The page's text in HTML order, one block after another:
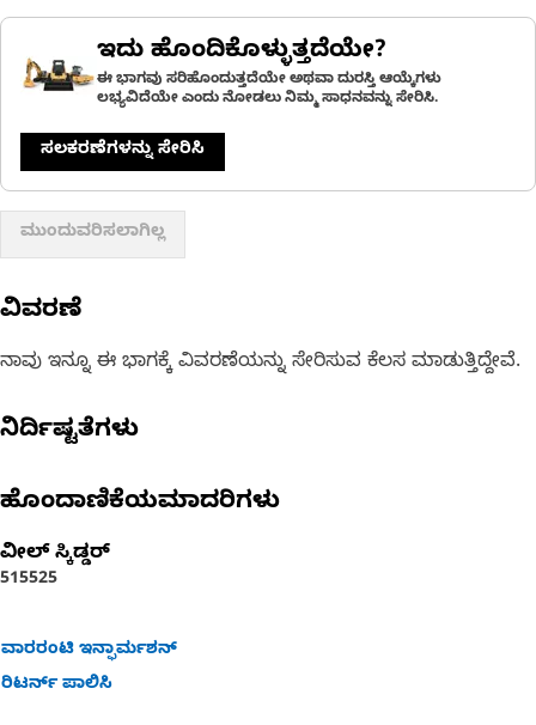
ಇದು ಹೊಂದಿಕೊಳ್ಳುತ್ತದೆಯೇ?
ಈ ಭಾಗವು ಸರಿಹೊಂದುತ್ತದೆಯೇ ಅಥವಾ ದುರಸ್ತಿ ಆಯ್ಕೆಗಳು
ಲಭ್ಯವಿದೆಯೇ ಎಂದು ನೋಡಲು ನಿಮ್ಮ ಸಾಧನವನ್ನು ಸೇರಿಸಿ.
ಸಲಕರಣೆಗಳನ್ನು ಸೇರಿಸಿ
ಮುಂದುವರಿಸಲಾಗಿಲ್ಲ
ವಿವರಣೆ
ನಾವು ಇನ್ನೂ ಈ ಭಾಗಕ್ಕೆ ವಿವರಣೆಯನ್ನು ಸೇರಿಸುವ ಕೆಲಸ ಮಾಡುತ್ತಿದ್ದೇವೆ.
ನಿರ್ದಿಷ್ಟತೆಗಳು
ಹೊಂದಾಣಿಕೆಯಮಾದರಿಗಳು
ವೀಲ್ ಸ್ಕಿಡ್ಡರ್
515525
ವಾರರಂಟಿ ಇನ್ಫಾರ್ಮಶನ್
ರಿಟರ್ನ್ ಪಾಲಿಸಿ